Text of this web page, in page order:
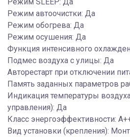
Режим автоочистки: Да
Режим обогрева: Да
Режим осушения: Да
Функция интенсивного
Подмес воздуха с улицы: Да
Авторестарт при отключении
Память заданных параметров
Индикация температуры
управления): Да
Класс энергоэффективности:
Вид установки (крепления):